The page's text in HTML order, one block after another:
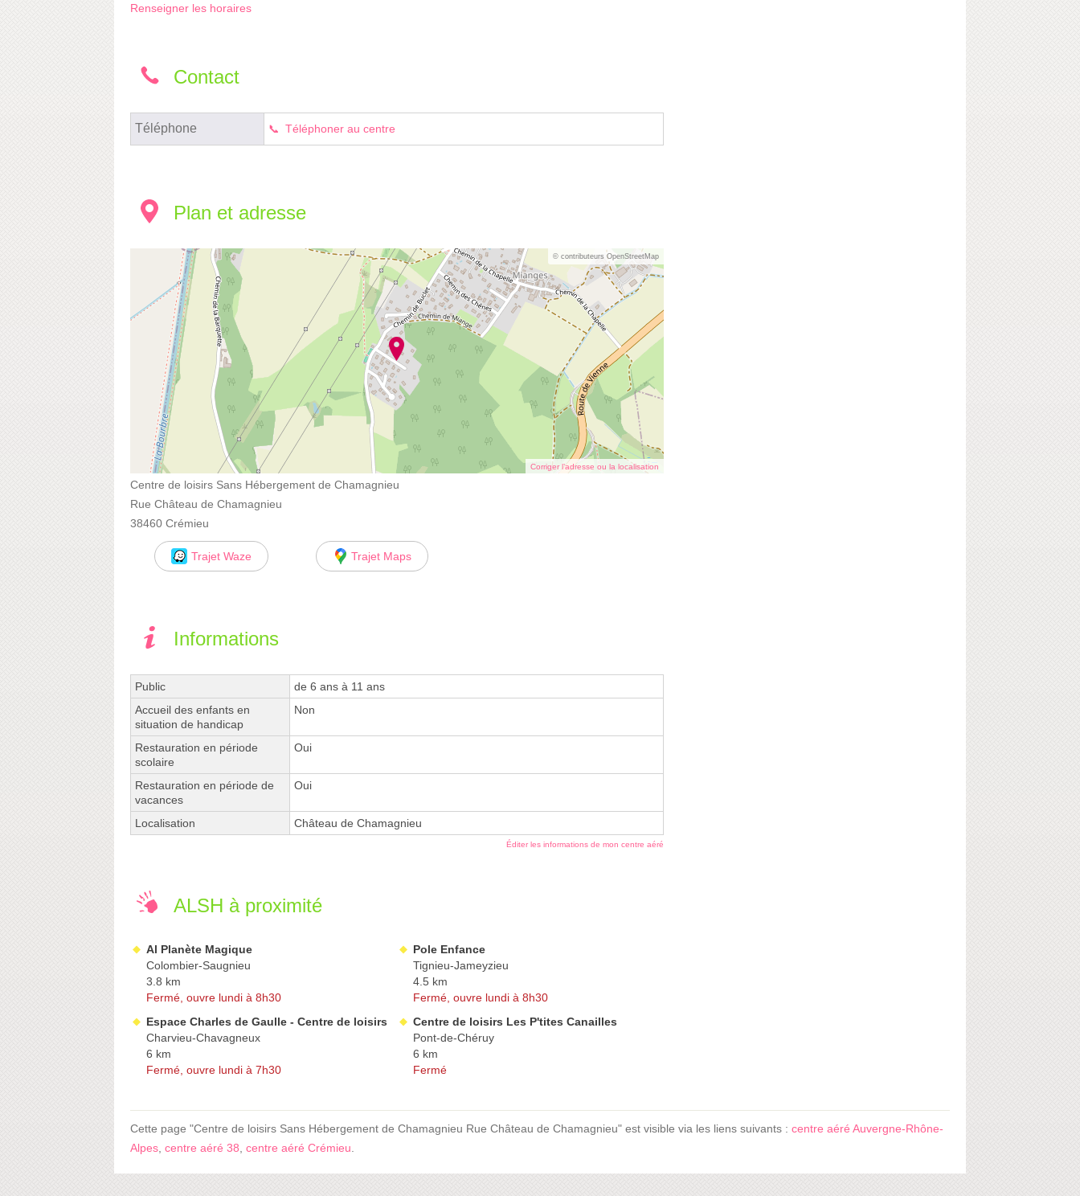
Renseigner les horaires
Contact
Téléphone Téléphoner au centre
Plan et adresse
© contributeurs OpenStreetMap
Corriger l’adresse ou la localisation
Centre de loisirs Sans Hébergement de Chamagnieu
Rue Château de Chamagnieu
38460 Crémieu
Trajet Waze Trajet Maps
Informations
Public
de 6 ans à 11 ans
Accueil des enfants en
situation de handicap
Non
Restauration en période
scolaire
Oui
Restauration en période de
vacances
Oui
Localisation Château de Chamagnieu
Éditer les informations de mon centre aéré
ALSH à proximité
Al Planète Magique
Colombier-Saugnieu
3.8 km
Fermé, ouvre lundi à 8h30
Pole Enfance
Tignieu-Jameyzieu
4.5 km
Fermé, ouvre lundi à 8h30
Espace Charles de Gaulle - Centre de loisirs
Charvieu-Chavagneux
6 km
Fermé, ouvre lundi à 7h30
Centre de loisirs Les P'tites Canailles
Pont-de-Chéruy
6 km
Fermé
Cette page "Centre de loisirs Sans Hébergement de Chamagnieu Rue Château de Chamagnieu" est visible via les liens suivants : centre aéré Auvergne-Rhône-
Alpes centre aéré 38 centre aéré Crémieu